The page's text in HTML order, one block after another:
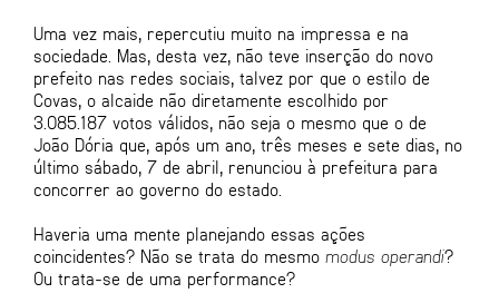
Uma vez mais, repercutiu muito na impressa e na
sociedade. Mas, desta vez, não teve inserção do novo
prefeito nas redes sociais, talvez por que o estilo de
Covas, o alcaide não diretamente escolhido por
3.085.187 votos válidos, não seja o mesmo que o de
João Dória que, após um ano, três meses e sete dias, no
último sábado, 7 de abril, renunciou à prefeitura para
concorrer ao governo do estado.
Haveria uma mente planejando essas ações
coincidentes? Não se trata do mesmo modus operandi?
Ou trata-se de uma performance?